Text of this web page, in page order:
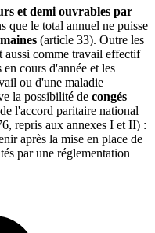
et demi ouvrables par
que le total annuel ne puisse
(article 33). Outre les
aussi comme travail effectif
en cours d'année et les
ou d'une maladie
la possibilité de congés
l'accord paritaire national
repris aux annexes I et II) :
après la mise en place de
par une réglementation